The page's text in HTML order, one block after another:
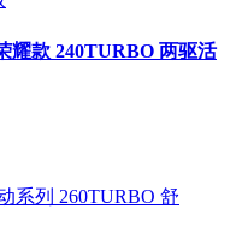
耀款 240TURBO 两驱活